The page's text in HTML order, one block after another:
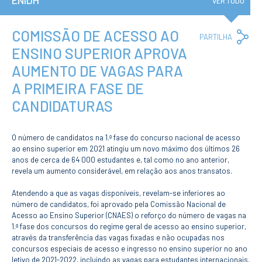
Privacidade e
RGPD
Política de
Avaliação e
Qualidade
Identidade de
Marca
Protocolos
Pública
Canal de Denúncia
Campus
Agenda
Centenário ENIDH
Reconhecimento
de Habilitações
Estrangeiras
COMISSÃO DE ACESSO AO
ENSINO SUPERIOR APROVA
AUMENTO DE VAGAS PARA
A PRIMEIRA FASE DE
CANDIDATURAS
PARTILHA
O número de candidatos na 1.ª fase do concurso nacional de acesso
ao ensino superior em 2021 atingiu um novo máximo dos últimos 26
anos de cerca de 64 000 estudantes e, tal como no ano anterior,
revela um aumento considerável, em relação aos anos transatos.
Atendendo a que as vagas disponíveis, revelam-se inferiores ao
número de candidatos, foi aprovado pela Comissão Nacional de
Acesso ao Ensino Superior (CNAES) o reforço do número de vagas na
1.ª fase dos concursos do regime geral de acesso ao ensino superior,
através da transferência das vagas fixadas e não ocupadas nos
concursos especiais de acesso e ingresso no ensino superior no ano
letivo de 2021-2022, incluindo as vagas para estudantes internacionais,